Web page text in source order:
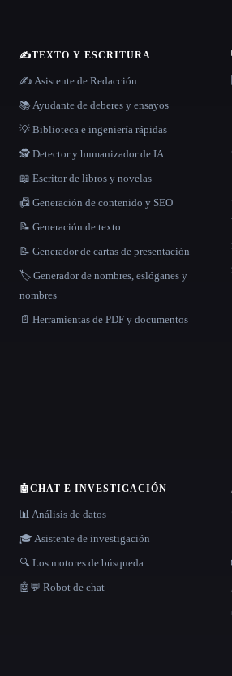
✍️TEXTO Y ESCRITURA
✍️ Asistente de Redacción
📚 Ayudante de deberes y ensayos
💡 Biblioteca e ingeniería rápidas
🕵️ Detector y humanizador de IA
📖 Escritor de libros y novelas
📠 Generación de contenido y SEO
📝 Generación de texto
📝 Generador de cartas de presentación
🏷️ Generador de nombres, eslóganes y
nombres
📄 Herramientas de PDF y documentos
🤖CHAT E INVESTIGACIÓN
📊 Análisis de datos
🎓 Asistente de investigación
🔍 Los motores de búsqueda
🤖💬 Robot de chat